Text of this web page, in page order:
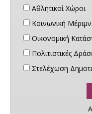
Αθλητικοί Χώροι
Κοινωνική
Οικονομική
Πολιτιστικές
Στελέχωση